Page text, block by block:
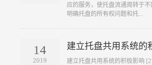
应的服务，使托盘流通周转于
明确托盘的所有权问题和托...
14
2019
建立托盘共用系统的
建立托盘共用系统的积极影响